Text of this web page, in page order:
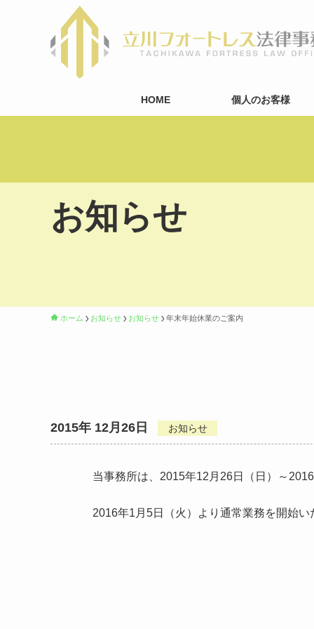
HOME 個人のお客様
お知らせ
ホーム お知らせ お知らせ 年末年始休業のご案内
2015年 12月26日 お知らせ
当事務所は、2015年12月26日（日）～
2016年1月5日（火）より通常業務を開始